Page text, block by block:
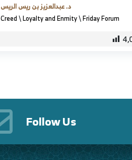
د. عبدالعزيز بن ريس الريس
Creed\Loyalty and Enmity\Friday Forum
Follow Us